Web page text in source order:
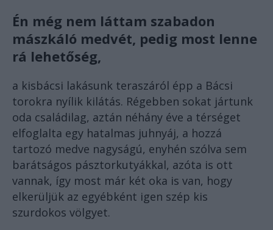
Én még nem láttam szabadon
mászkáló medvét, pedig most lenne
rá lehetőség,
a kisbácsi lakásunk teraszáról épp a Bácsi
torokra nyílik kilátás. Régebben sokat jártunk
oda családilag, aztán néhány éve a térséget
elfoglalta egy hatalmas juhnyáj, a hozzá
tartozó medve nagyságú, enyhén szólva sem
barátságos pásztorkutyákkal, azóta is ott
vannak, így most már két oka is van, hogy
elkerüljük az egyébként igen szép kis
szurdokos völgyet.